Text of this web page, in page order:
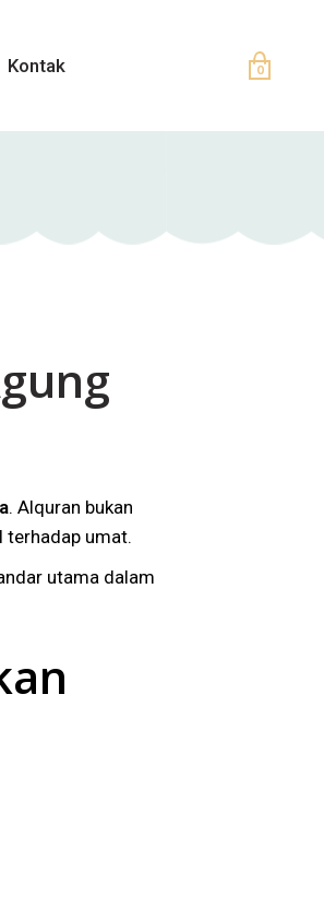
Kontak 0
. Alquran bukan
terhadap umat.
utama dalam